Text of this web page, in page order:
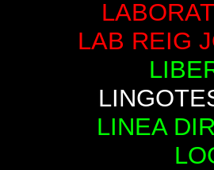
LAB REIG
LINEA